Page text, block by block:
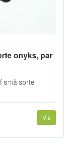
onyks, par
små sorte
Vis